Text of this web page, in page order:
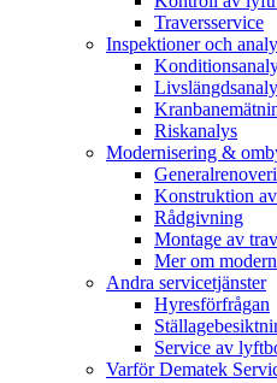
Traversservice
Inspektioner och
Riskanalys
Modernisering &
Konstruktion
Rådgivning
Montage av
Mer om
Andra servicetjänster
Hyresförfrågan
Service av
Varför Dematek